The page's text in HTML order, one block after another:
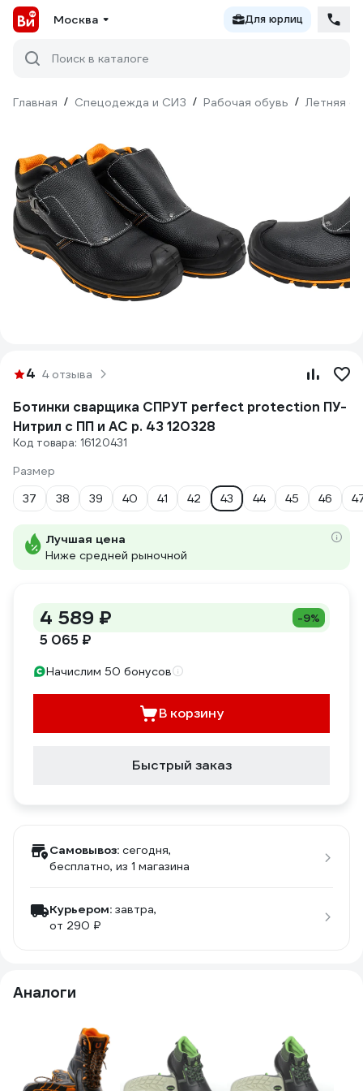
Москва Для юрлиц
Поиск в каталоге
Главная / Спецодежда и СИЗ / Рабочая обувь / Летняя
4 4 отзыва
Ботинки сварщика СПРУТ perfect protection ПУ-
Нитрил с ПП и АС р. 43 120328
Код товара: 16120431
Размер
37
38 39 40 41 42 43 44 45 46
Лучшая цена
Ниже средней рыночной
4 589 ₽ -9%
5 065 ₽
Начислим 50 бонусов
В корзину
Быстрый заказ
Самовывоз: сегодня,
бесплатно, из 1 магазина
Курьером: завтра,
от 290 ₽
Аналоги